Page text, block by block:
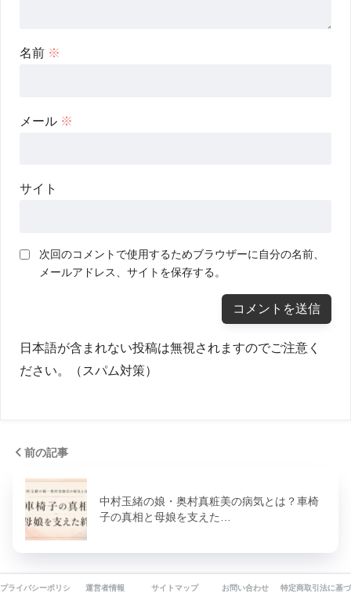
名前 ※
メール ※
サイト
次回のコメントで使用するためブラウザーに自分の名前、
メールアドレス、サイトを保存する。
日本語が含まれない投稿は無視されますのでご注意く
ださい。（スパム対策）
前の記事
中村玉緒の娘・奥村真粧美の病気とは？車椅
子の真相と母娘を支えた…
次の記事
プライバシーポリシー 運営者情報 サイトマップ お問い合わせ 特定商取引法に基